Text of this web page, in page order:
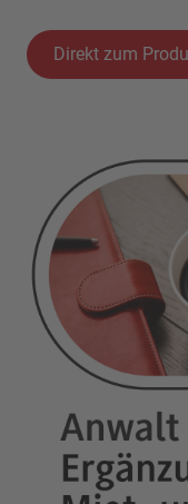
Direkt zum